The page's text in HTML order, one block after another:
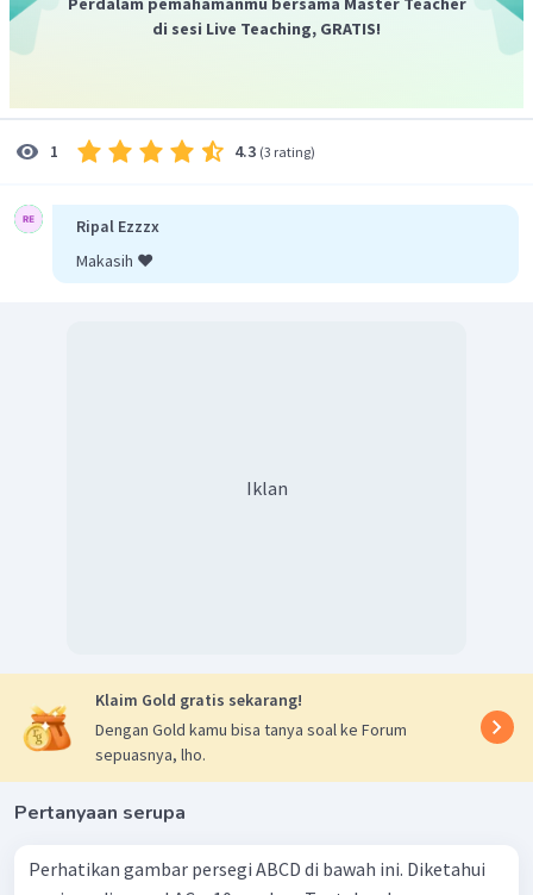
di sesi Live Teaching, GRATIS!
1 4.3 (3 rating)
Ripal Ezzzx
Makasih ❤️
Iklan
Klaim Gold gratis sekarang!
Dengan Gold kamu bisa tanya soal ke Forum
sepuasnya, lho.
Pertanyaan serupa
Perhatikan gambar persegi ABCD di bawah ini. Diketahui